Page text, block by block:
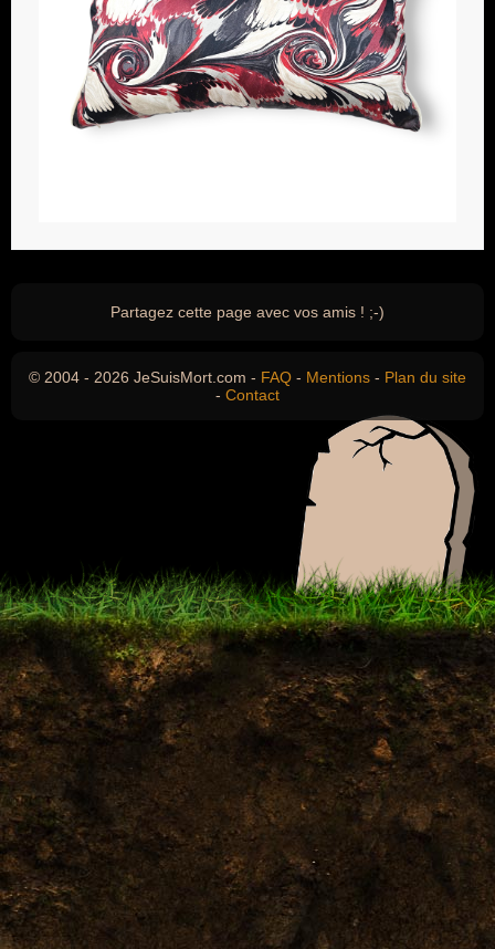
Partagez cette page avec vos amis ! ;-)
© 2004 - 2026 JeSuisMort.com - FAQ - Mentions - Plan du site
- Contact